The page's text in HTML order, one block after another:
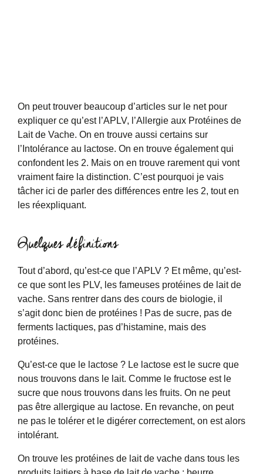
On peut trouver beaucoup d’articles sur le net pour
expliquer ce qu’est l’APLV, l’Allergie aux Protéines de
Lait de Vache. On en trouve aussi certains sur
l’Intolérance au lactose. On en trouve également qui
confondent les 2. Mais on en trouve rarement qui vont
vraiment faire la distinction. C’est pourquoi je vais
tâcher ici de parler des différences entre les 2, tout en
les réexpliquant.
Quelques définitions
Tout d’abord, qu’est-ce que l’APLV ? Et même, qu’est-
ce que sont les PLV, les fameuses protéines de lait de
vache. Sans rentrer dans des cours de biologie, il
s’agit donc bien de protéines ! Pas de sucre, pas de
ferments lactiques, pas d’histamine, mais des
protéines.
Qu’est-ce que le lactose ? Le lactose est le sucre que
nous trouvons dans le lait. Comme le fructose est le
sucre que nous trouvons dans les fruits. On ne peut
pas être allergique au lactose. En revanche, on peut
ne pas le tolérer et le digérer correctement, on est alors
intolérant.
On trouve les protéines de lait de vache dans tous les